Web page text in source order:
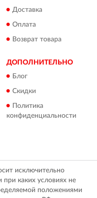
Доставка
Оплата
Возврат товара
ДОПОЛНИТЕЛЬНО
Блог
Скидки
Политика
конфиденциальности
исключительно
каких условиях не
положениями